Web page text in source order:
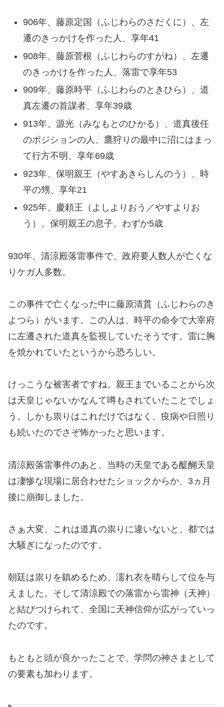
906年、藤原定国（ふじわらのさだくに）、左
遷のきっかけを作った人、享年41
908年、藤原菅根（ふじわらのすがね）、左遷
のきっかけを作った人、落雷で享年53
909年、藤原時平（ふじわらのときひら）、道
真左遷の首謀者、享年39歳
913年、源光（みなもとのひかる）、道真後任
のポジションの人、鷹狩りの最中に沼にはまっ
て行方不明、享年69歳
923年、保明親王（やすあきらしんのう）、時
平の甥、享年21
925年、慶頼王（よしよりおう／やすよりお
う）、保明親王の息子、わずか5歳
930年、清涼殿落雷事件で、政府要人数人が亡くな
りケガ人多数。
この事件で亡くなった中に藤原清貫（ふじわらのき
よつら）がいます。この人は、時平の命令で大宰府
に左遷された道真を監視していたそうです。雷に胸
を焼かれていたというから恐ろしい。
けっこうな被害者ですね。親王までいることから次
は天皇じゃないかなんて噂もされていたことでしょ
う。しかも祟りはこれだけではなく、疫病や日照り
も続いたのでさぞ怖かったと思います。
清涼殿落雷事件のあと、当時の天皇である醍醐天皇
は凄惨な現場に居合わせたショックからか、3ヵ月
後に崩御しました。
さぁ大変、これは道真の祟りに違いないと、都では
大騒ぎになったのです。
朝廷は祟りを鎮めるため、濡れ衣を晴らして位を与
えました。そして清涼殿での落雷から雷神（天神）
と結びつけられて、全国に天神信仰が広がっていっ
たのです。
もともと頭が良かったことで、学問の神さまとして
の要素も加わります。